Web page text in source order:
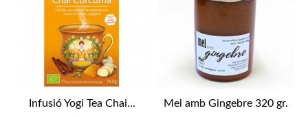
Infusió Yogi Tea Chai... Mel amb Gingebre 320 gr.